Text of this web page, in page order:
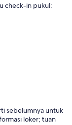
check-in pukul:
sebelumnya untuk
loker; tuan